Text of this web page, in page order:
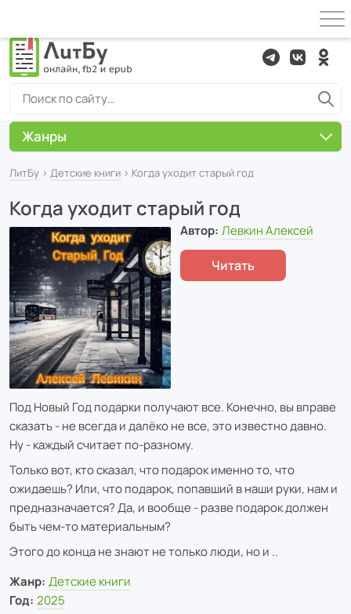
ЛитБу › Детские книги › Когда уходит старый год
Когда уходит старый год
Автор: Левкин Алексей
Читать
Под Новый Год подарки получают все. Конечно, вы вправе
сказать - не всегда и далёко не все, это известно давно.
Ну - каждый считает по-разному.
Только вот, кто сказал, что подарок именно то, что
ожидаешь? Или, что подарок, попавший в наши руки, нам и
предназначается? Да, и вообще - разве подарок должен
быть чем-то материальным?
Этого до конца не знают не только люди, но и ..
Жанр: Детские книги
Год: 2025
Жанры